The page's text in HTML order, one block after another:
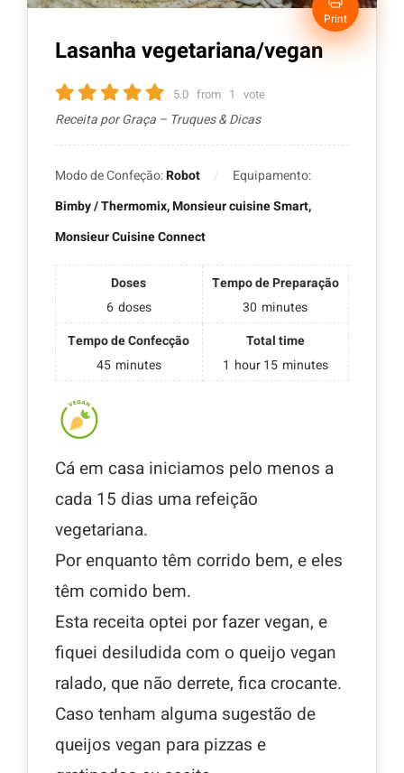
Print
Lasanha vegetariana/vegan
5.0 from 1 vote
Receita por Graça – Truques & Dicas
Modo de Confeção:Robot
Equipamento:
Bimby / Thermomix, Monsieur cuisine Smart,
Monsieur Cuisine Connect
Doses
6 doses
Tempo de Preparação
30 minutes
Tempo de Confecção
45 minutes
Total time
1 hour15 minutes
Cá em casa iniciamos pelo menos a
cada 15 dias uma refeição
vegetariana.
Por enquanto têm corrido bem, e eles
têm comido bem.
Esta receita optei por fazer vegan, e
fiquei desiludida com o queijo vegan
ralado, que não derrete, fica crocante.
Caso tenham alguma sugestão de
queijos vegan para pizzas e